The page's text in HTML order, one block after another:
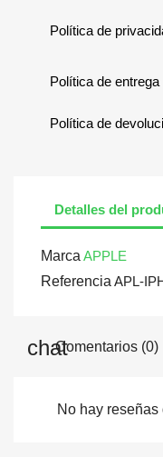
Política de
Política de entrega
Política de
Detalles del
Marca APPLE
Referencia APL-
Comentarios (0)
No hay